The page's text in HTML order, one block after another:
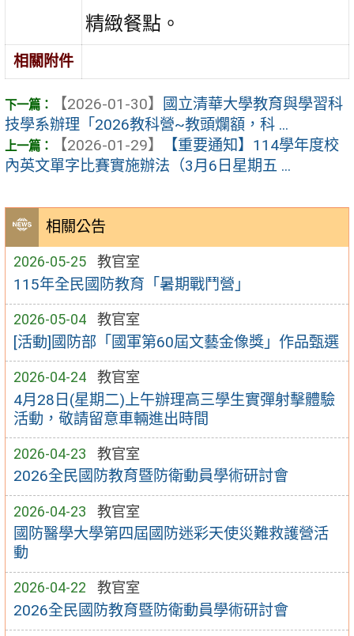
相關公告
2026-05-25 教官室
115年全民國防教育「暑期戰鬥營」
2026-05-04 教官室
[活動]國防部「國軍第60屆文藝金像獎」作品甄選
2026-04-24 教官室
4月28日(星期二)上午辦理高三學生實彈射擊體驗
活動，敬請留意車輛進出時間
2026-04-23 教官室
2026全民國防教育暨防衛動員學術研討會
2026-04-23 教官室
國防醫學大學第四屆國防迷彩天使災難救護營活
動
2026-04-22 教官室
2026全民國防教育暨防衛動員學術研討會
精緻餐點。
相關附件
【2026-01-30】
國立清華大學教育與學習科
技學系辦理「2026教科營~教頭爛額，科 ...
【2026-01-29】
【重要通知】114學年度校
內英文單字比賽實施辦法（3月6日星期五 ...